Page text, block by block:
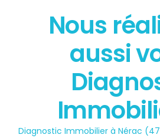
État des
POLLUTION
Nous
aussi
Diagnostic Immobilier à Nérac